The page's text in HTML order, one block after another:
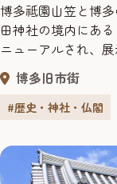
博多祗園山笠と博
田神社の境内にあ
ニューアルされ、
を代々描いた三苫
追山の大絵馬など
師らが再現した古
の松囃子の古面な
博多旧市街
#歴史・神社・仏閣